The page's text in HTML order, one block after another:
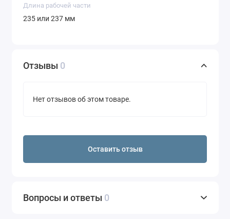
Длина рабочей части
235 или 237 мм
Отзывы 0
Нет отзывов об этом товаре.
Оставить отзыв
Вопросы и ответы 0